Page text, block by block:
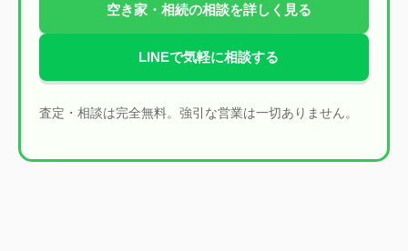
空き家・相続の相談を詳しく見る
LINEで気軽に相談する
査定・相談は完全無料。強引な営業は一切ありません。